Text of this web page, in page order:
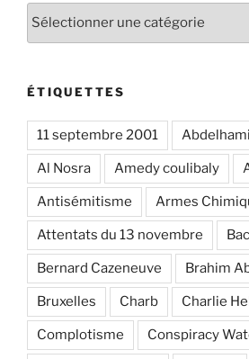
ÉTIQUETTES
11 septembre 2001
Al Nosra Amedy coulibaly
Antisémitisme Armes
Attentats du 13 novembre
Bernard Cazeneuve Brahim
Bruxelles Charb Charlie
Complotisme Conspiracy